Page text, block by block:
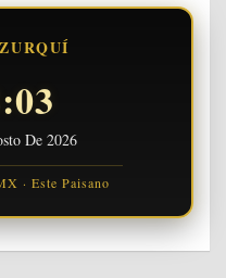
De 2026
· Este Paisano